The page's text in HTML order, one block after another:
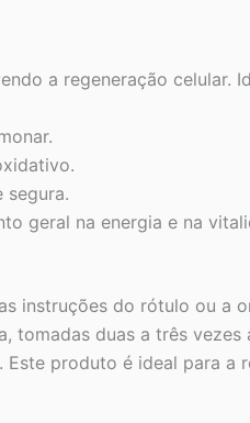
a regeneração celular.
segura.
geral na energia e na
instruções do rótulo ou a
tomadas duas a três vezes
Este produto é ideal para a